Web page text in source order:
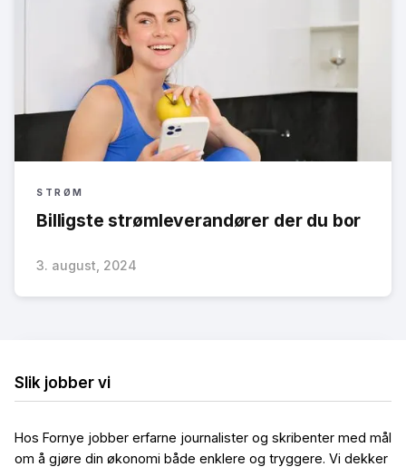
STRØM
Billigste strømleverandører der du bor
3. august, 2024
Slik jobber vi
Hos Fornye jobber erfarne journalister og skribenter med mål
om å gjøre din økonomi både enklere og tryggere. Vi dekker